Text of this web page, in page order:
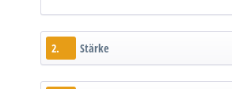
2. Stärke